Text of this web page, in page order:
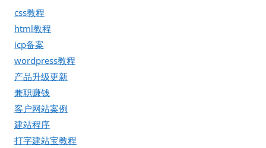
css教程
html教程
icp备案
wordpress教程
产品升级更新
兼职赚钱
客户网站案例
建站程序
打字建站宝教程